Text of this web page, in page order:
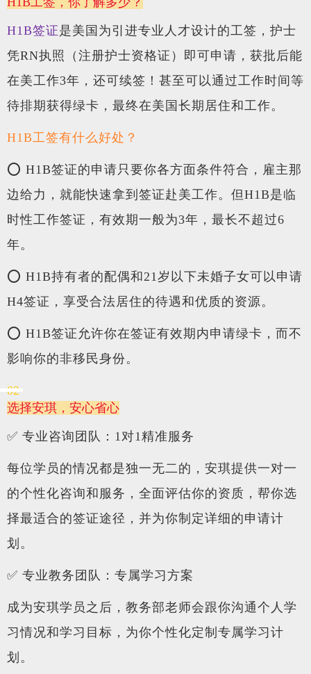
H1B签证是美国为引进专业人才设计的工签，护士
凭RN执照（注册护士资格证）即可申请，获批后能
在美工作3年，还可续签！甚至可以通过工作时间等
待排期获得绿卡，最终在美国长期居住和工作。
H1B工签有什么好处？
⭕ H1B签证的申请只要你各方面条件符合，雇主那
边给力，就能快速拿到签证赴美工作。但H1B是临
时性工作签证，有效期一般为3年，最长不超过6
年。
⭕ H1B持有者的配偶和21岁以下未婚子女可以申请
H4签证，享受合法居住的待遇和优质的资源。
⭕ H1B签证允许你在签证有效期内申请绿卡，而不
影响你的非移民身份。
02
选择安琪，安心省心
✅ 专业咨询团队：1对1精准服务
每位学员的情况都是独一无二的，安琪提供一对一
的个性化咨询和服务，全面评估你的资质，帮你选
择最适合的签证途径，并为你制定详细的申请计
划。
✅ 专业教务团队：专属学习方案
成为安琪学员之后，教务部老师会跟你沟通个人学
习情况和学习目标，为你个性化定制专属学习计
划。